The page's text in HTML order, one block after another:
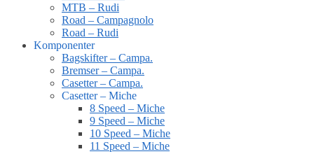
MTB – Rudi
Road – Campagnolo
Road – Rudi
Komponenter
Bagskifter – Campa.
Bremser – Campa.
Casetter – Campa.
Casetter – Miche
8 Speed – Miche
9 Speed – Miche
10 Speed – Miche
11 Speed – Miche